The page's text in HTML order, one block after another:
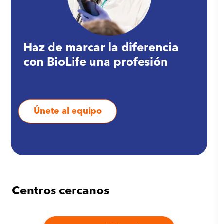
Haz de marcar la diferencia
con BioLife una profesión
Únete al equipo
Centros cercanos